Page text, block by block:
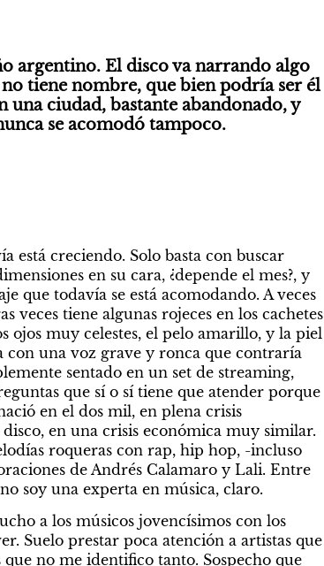
argentino. El disco va narrando algo
tiene nombre, que bien podría ser él
una ciudad, bastante abandonado, y
se acomodó tampoco.
está creciendo. Solo basta con buscar
en su cara, ¿depende el mes?, y
que todavía se está acomodando. A veces
veces tiene algunas rojeces en los cachetes
muy celestes, el pelo amarillo, y la piel
con una voz grave y ronca que contraría
sentado en un set de streaming,
que sí o sí tiene que atender porque
en el dos mil, en plena crisis
roqueras con rap, hip hop, -incluso
de Andrés Calamaro y Lali. Entre
soy una experta en música, claro.
a los músicos jovencísimos con los
Suelo prestar poca atención a artistas que
no me identifico tanto. Sospecho que